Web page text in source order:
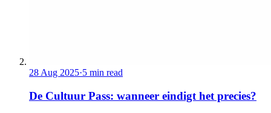
28 Aug 2025·5 min read
De Cultuur Pass: wanneer eindigt het precies?